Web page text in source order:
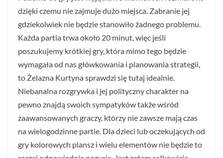
dzięki czemu nie zajmuje dużo miejsca. Zabranie jej
gdziekolwiek nie będzie stanowiło żadnego problemu.
Każda partia trwa około 20 minut, więc jeśli
poszukujemy krótkiej gry, która mimo tego będzie
wymagała od nas główkowania i planowania strategii,
to Żelazna Kurtyna sprawdzi się tutaj idealnie.
Niebanalna rozgrywka i jej polityczny charakter na
pewno znajdą swoich sympatyków także wśród
zaawansowanych graczy, którzy nie zawsze mają czas
na wielogodzinne partie. Dla dzieci lub oczekujących od
gry kolorowych plansz i wielu elementów nie będzie to